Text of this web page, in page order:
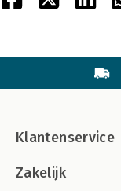
Klantenservice
Zakelijk